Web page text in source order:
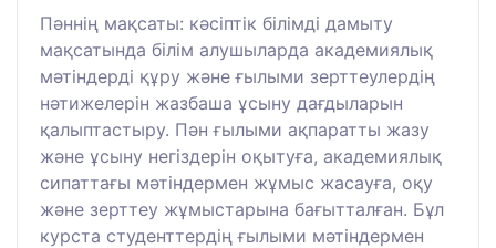
Пәннің мақсаты: кәсіптік білімді дамыту
мақсатында білім алушыларда академиялық
мәтіндерді құру және ғылыми зерттеулердің
нәтижелерін жазбаша ұсыну дағдыларын
қалыптастыру. Пән ғылыми ақпаратты жазу
және ұсыну негіздерін оқытуға, академиялық
сипаттағы мәтіндермен жұмыс жасауға, оқу
және зерттеу жұмыстарына бағытталған. Бұл
курста студенттердің ғылыми мәтіндермен